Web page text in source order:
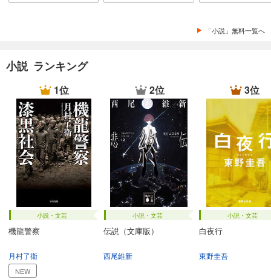
「小説」無料一覧へ
小説 ランキング
1位
小説・文芸
機龍警察
月村了衛
NEW
2位
小説・文芸
伝説（文庫版）
西尾維新
3位
小説・文芸
白夜行
東野圭吾